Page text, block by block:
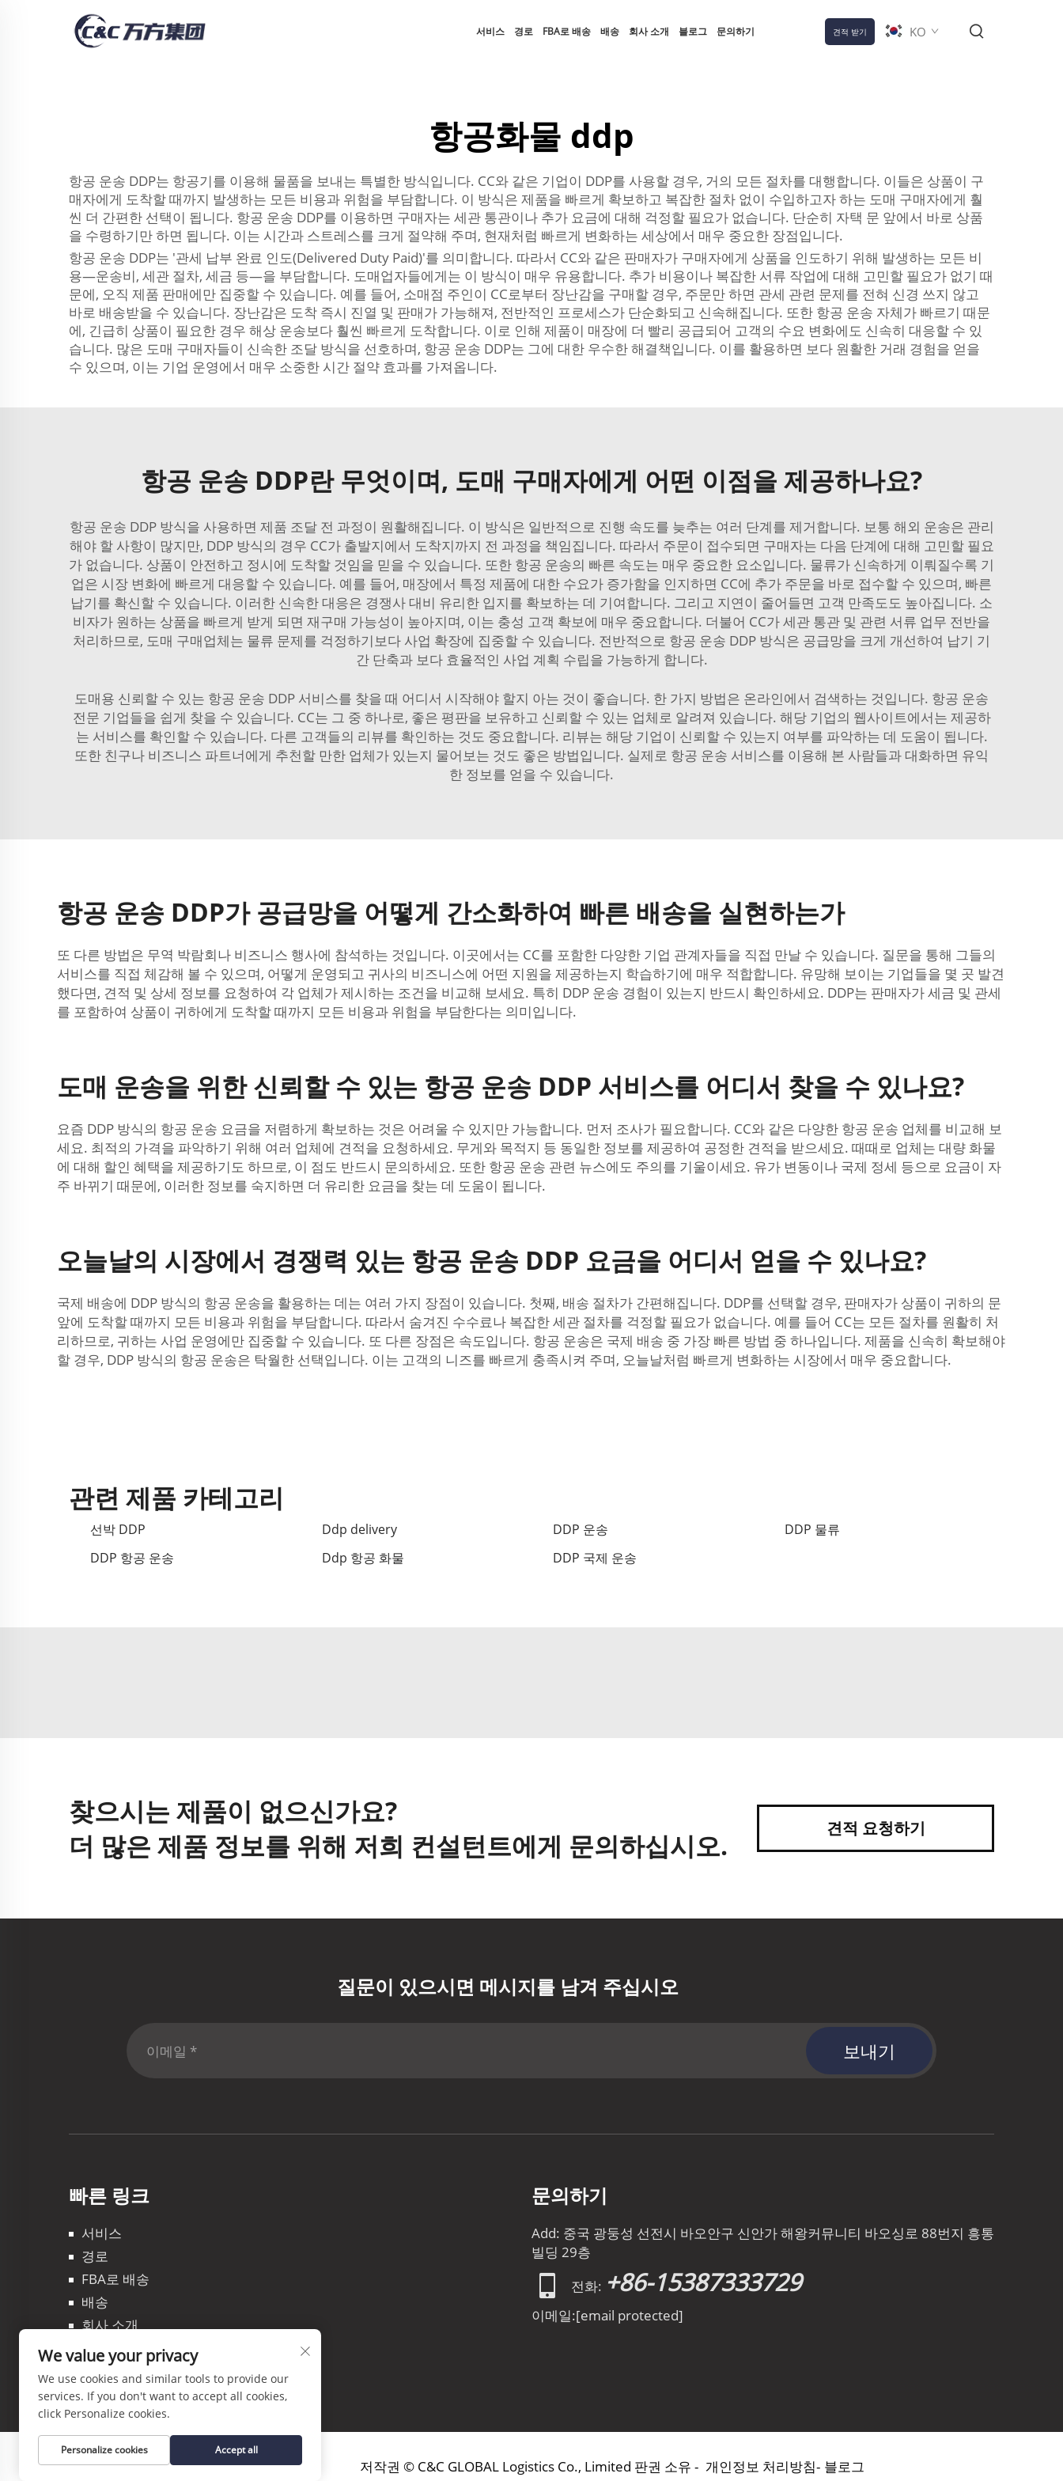
서비스 경로 FBA로 배송 배송 회사 소개 블로그 문의하기 견적 받기 KO
항공화물 ddp
항공 운송 DDP는 항공기를 이용해 물품을 보내는 특별한 방식입니다. CC와 같은 기업이 DDP를 사용할 경우, 거의 모든 절차를 대행합니다. 이들은 상품이 구
매자에게 도착할 때까지 발생하는 모든 비용과 위험을 부담합니다. 이 방식은 제품을 빠르게 확보하고 복잡한 절차 없이 수입하고자 하는 도매 구매자에게 훨
씬 더 간편한 선택이 됩니다. 항공 운송 DDP를 이용하면 구매자는 세관 통관이나 추가 요금에 대해 걱정할 필요가 없습니다. 단순히 자택 문 앞에서 바로 상품
을 수령하기만 하면 됩니다. 이는 시간과 스트레스를 크게 절약해 주며, 현재처럼 빠르게 변화하는 세상에서 매우 중요한 장점입니다.
항공 운송 DDP는 '관세 납부 완료 인도(Delivered Duty Paid)'를 의미합니다. 따라서 CC와 같은 판매자가 구매자에게 상품을 인도하기 위해 발생하는 모든 비
용—운송비, 세관 절차, 세금 등—을 부담합니다. 도매업자들에게는 이 방식이 매우 유용합니다. 추가 비용이나 복잡한 서류 작업에 대해 고민할 필요가 없기 때
문에, 오직 제품 판매에만 집중할 수 있습니다. 예를 들어, 소매점 주인이 CC로부터 장난감을 구매할 경우, 주문만 하면 관세 관련 문제를 전혀 신경 쓰지 않고
바로 배송받을 수 있습니다. 장난감은 도착 즉시 진열 및 판매가 가능해져, 전반적인 프로세스가 단순화되고 신속해집니다. 또한 항공 운송 자체가 빠르기 때문
에, 긴급히 상품이 필요한 경우 해상 운송보다 훨씬 빠르게 도착합니다. 이로 인해 제품이 매장에 더 빨리 공급되어 고객의 수요 변화에도 신속히 대응할 수 있
습니다. 많은 도매 구매자들이 신속한 조달 방식을 선호하며, 항공 운송 DDP는 그에 대한 우수한 해결책입니다. 이를 활용하면 보다 원활한 거래 경험을 얻을
수 있으며, 이는 기업 운영에서 매우 소중한 시간 절약 효과를 가져옵니다.
항공 운송 DDP란 무엇이며, 도매 구매자에게 어떤 이점을 제공하나요?
항공 운송 DDP 방식을 사용하면 제품 조달 전 과정이 원활해집니다. 이 방식은 일반적으로 진행 속도를 늦추는 여러 단계를 제거합니다. 보통 해외 운송은 관리
해야 할 사항이 많지만, DDP 방식의 경우 CC가 출발지에서 도착지까지 전 과정을 책임집니다. 따라서 주문이 접수되면 구매자는 다음 단계에 대해 고민할 필요
가 없습니다. 상품이 안전하고 정시에 도착할 것임을 믿을 수 있습니다. 또한 항공 운송의 빠른 속도는 매우 중요한 요소입니다. 물류가 신속하게 이뤄질수록 기
업은 시장 변화에 빠르게 대응할 수 있습니다. 예를 들어, 매장에서 특정 제품에 대한 수요가 증가함을 인지하면 CC에 추가 주문을 바로 접수할 수 있으며, 빠른
납기를 확신할 수 있습니다. 이러한 신속한 대응은 경쟁사 대비 유리한 입지를 확보하는 데 기여합니다. 그리고 지연이 줄어들면 고객 만족도도 높아집니다. 소
비자가 원하는 상품을 빠르게 받게 되면 재구매 가능성이 높아지며, 이는 충성 고객 확보에 매우 중요합니다. 더불어 CC가 세관 통관 및 관련 서류 업무 전반을
처리하므로, 도매 구매업체는 물류 문제를 걱정하기보다 사업 확장에 집중할 수 있습니다. 전반적으로 항공 운송 DDP 방식은 공급망을 크게 개선하여 납기 기
간 단축과 보다 효율적인 사업 계획 수립을 가능하게 합니다.
도매용 신뢰할 수 있는 항공 운송 DDP 서비스를 찾을 때 어디서 시작해야 할지 아는 것이 좋습니다. 한 가지 방법은 온라인에서 검색하는 것입니다. 항공 운송
전문 기업들을 쉽게 찾을 수 있습니다. CC는 그 중 하나로, 좋은 평판을 보유하고 신뢰할 수 있는 업체로 알려져 있습니다. 해당 기업의 웹사이트에서는 제공하
는 서비스를 확인할 수 있습니다. 다른 고객들의 리뷰를 확인하는 것도 중요합니다. 리뷰는 해당 기업이 신뢰할 수 있는지 여부를 파악하는 데 도움이 됩니다.
또한 친구나 비즈니스 파트너에게 추천할 만한 업체가 있는지 물어보는 것도 좋은 방법입니다. 실제로 항공 운송 서비스를 이용해 본 사람들과 대화하면 유익
한 정보를 얻을 수 있습니다.
항공 운송 DDP가 공급망을 어떻게 간소화하여 빠른 배송을 실현하는가
또 다른 방법은 무역 박람회나 비즈니스 행사에 참석하는 것입니다. 이곳에서는 CC를 포함한 다양한 기업 관계자들을 직접 만날 수 있습니다. 질문을 통해 그들의
서비스를 직접 체감해 볼 수 있으며, 어떻게 운영되고 귀사의 비즈니스에 어떤 지원을 제공하는지 학습하기에 매우 적합합니다. 유망해 보이는 기업들을 몇 곳 발견
했다면, 견적 및 상세 정보를 요청하여 각 업체가 제시하는 조건을 비교해 보세요. 특히 DDP 운송 경험이 있는지 반드시 확인하세요. DDP는 판매자가 세금 및 관세
를 포함하여 상품이 귀하에게 도착할 때까지 모든 비용과 위험을 부담한다는 의미입니다.
도매 운송을 위한 신뢰할 수 있는 항공 운송 DDP 서비스를 어디서 찾을 수 있나요?
요즘 DDP 방식의 항공 운송 요금을 저렴하게 확보하는 것은 어려울 수 있지만 가능합니다. 먼저 조사가 필요합니다. CC와 같은 다양한 항공 운송 업체를 비교해 보
세요. 최적의 가격을 파악하기 위해 여러 업체에 견적을 요청하세요. 무게와 목적지 등 동일한 정보를 제공하여 공정한 견적을 받으세요. 때때로 업체는 대량 화물
에 대해 할인 혜택을 제공하기도 하므로, 이 점도 반드시 문의하세요. 또한 항공 운송 관련 뉴스에도 주의를 기울이세요. 유가 변동이나 국제 정세 등으로 요금이 자
주 바뀌기 때문에, 이러한 정보를 숙지하면 더 유리한 요금을 찾는 데 도움이 됩니다.
오늘날의 시장에서 경쟁력 있는 항공 운송 DDP 요금을 어디서 얻을 수 있나요?
국제 배송에 DDP 방식의 항공 운송을 활용하는 데는 여러 가지 장점이 있습니다. 첫째, 배송 절차가 간편해집니다. DDP를 선택할 경우, 판매자가 상품이 귀하의 문
앞에 도착할 때까지 모든 비용과 위험을 부담합니다. 따라서 숨겨진 수수료나 복잡한 세관 절차를 걱정할 필요가 없습니다. 예를 들어 CC는 모든 절차를 원활히 처
리하므로, 귀하는 사업 운영에만 집중할 수 있습니다. 또 다른 장점은 속도입니다. 항공 운송은 국제 배송 중 가장 빠른 방법 중 하나입니다. 제품을 신속히 확보해야
할 경우, DDP 방식의 항공 운송은 탁월한 선택입니다. 이는 고객의 니즈를 빠르게 충족시켜 주며, 오늘날처럼 빠르게 변화하는 시장에서 매우 중요합니다.
관련 제품 카테고리
선박 DDP Ddp delivery DDP 운송
DDP 물류
DDP 항공 운송
Ddp 항공 화물 DDP 국제 운송
찾으시는 제품이 없으신가요?
더 많은 제품 정보를 위해 저희 컨설턴트에게 문의하십시오.
견적 요청하기
질문이 있으시면 메시지를 남겨 주십시오
보내기
빠른 링크
서비스
경로
FBA로 배송
배송
회사 소개
블로그
문의하기
문의하기
Add: 중국 광둥성 선전시 바오안구 신안가 해왕커뮤니티 바오싱로 88번지 흥통
빌딩 29층
전화: +86-15387333729
이메일:[email protected]
저작권 © C&C GLOBAL Logistics Co., Limited 판권 소유 - 개인정보 처리방침- 블로그
We value your privacy
We use cookies and similar tools to provide our
services. If you don't want to accept all cookies,
click Personalize cookies.
Personalize cookies Accept all